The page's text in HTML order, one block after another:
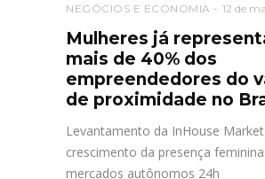
NEGÓCIOS E ECONOMIA 12 de
Mulheres já
mais de 40% dos
empreendedores do
de proximidade no
Levantamento da InHouse
crescimento da presença
mercados autônomos 24h